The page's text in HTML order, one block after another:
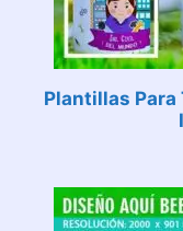
Plantillas Para